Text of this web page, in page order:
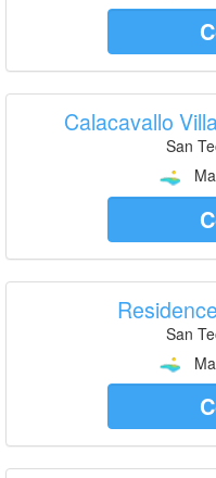
Calacavallo
San
San